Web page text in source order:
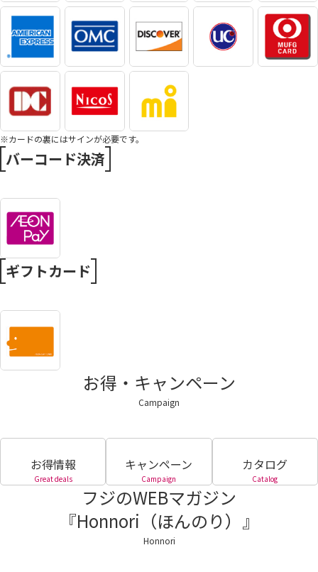
※カードの裏にはサインが必要です。
バーコード決済
ギフトカード
お得・キャンペーン
Campaign
お得情報
Great deals
キャンペーン
Campaign
カタログ
Catalog
フジのWEBマガジン
『Honnori（ほんのり）』
Honnori